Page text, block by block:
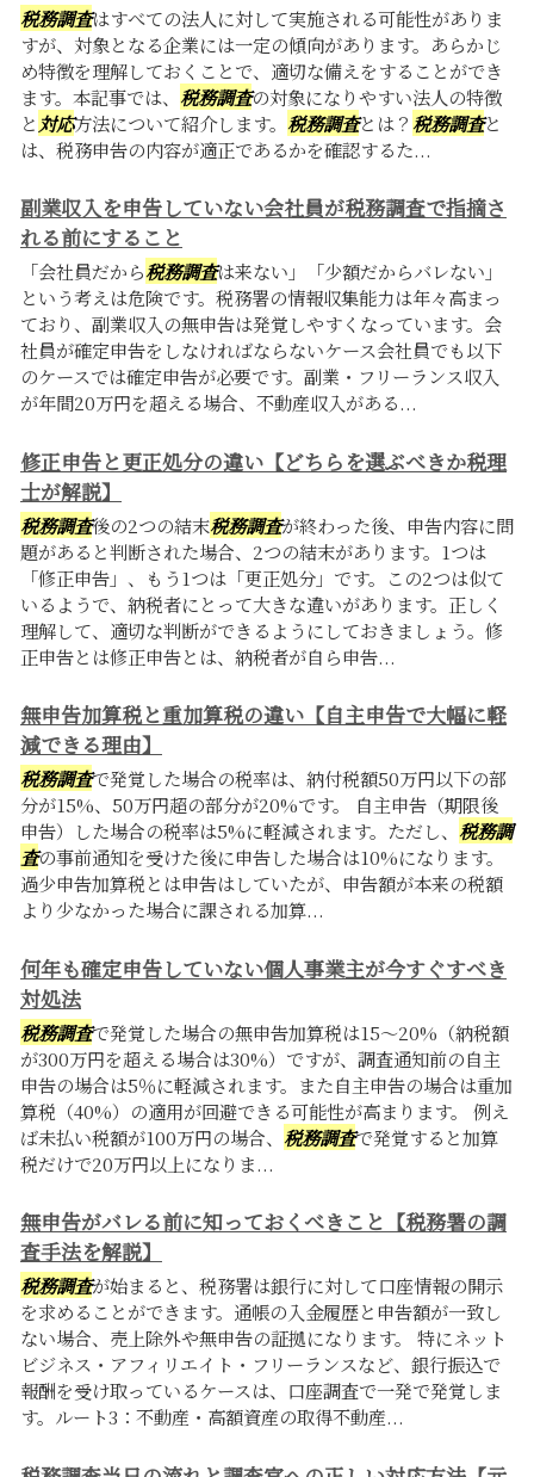
税務調査はすべての法人に対して実施される可能性がありま
すが、対象となる企業には一定の傾向があります。あらかじ
め特徴を理解しておくことで、適切な備えをすることができ
ます。本記事では、 税務調査の対象になりやすい法人の特徴
と 対応方法について紹介します。 税務調査とは？税務調査と
は、税務申告の内容が適正であるかを確認するた...
副業収入を申告していない会社員が税務調査で指摘さ
れる前にすること
「会社員だから税務調査は来ない」「少額だからバレない」
という考えは危険です。税務署の情報収集能力は年々高まっ
ており、副業収入の無申告は発覚しやすくなっています。会
社員が確定申告をしなければならないケース会社員でも以下
のケースでは確定申告が必要です。副業・フリーランス収入
が年間20万円を超える場合、不動産収入がある...
修正申告と更正処分の違い【どちらを選ぶべきか税理
士が解説】
税務調査後の2つの結末税務調査が終わった後、申告内容に問
題があると判断された場合、2つの結末があります。1つは
「修正申告」、もう1つは「更正処分」です。この2つは似て
いるようで、納税者にとって大きな違いがあります。正しく
理解して、適切な判断ができるようにしておきましょう。修
正申告とは修正申告とは、納税者が自ら申告...
無申告加算税と重加算税の違い【自主申告で大幅に軽
減できる理由】
税務調査で発覚した場合の税率は、納付税額50万円以下の部
分が15%、50万円超の部分が20%です。 自主申告（期限後
申告）した場合の税率は5%に軽減されます。ただし、 税務調
査の事前通知を受けた後に申告した場合は10%になります。
過少申告加算税とは申告はしていたが、申告額が本来の税額
より少なかった場合に課される加算...
何年も確定申告していない個人事業主が今すぐすべき
対処法
税務調査で発覚した場合の無申告加算税は15〜20%（納税額
が300万円を超える場合は30%）ですが、調査通知前の自主
申告の場合は5％に軽減されます。また自主申告の場合は重加
算税（40%）の適用が回避できる可能性が高まります。 例え
ば未払い税額が100万円の場合、 税務調査で発覚すると加算
税だけで20万円以上になりま...
無申告がバレる前に知っておくべきこと【税務署の調
査手法を解説】
税務調査が始まると、税務署は銀行に対して口座情報の開示
を求めることができます。通帳の入金履歴と申告額が一致し
ない場合、売上除外や無申告の証拠になります。 特にネット
ビジネス・アフィリエイト・フリーランスなど、銀行振込で
報酬を受け取っているケースは、口座調査で一発で発覚しま
す。ルート3：不動産・高額資産の取得不動産...